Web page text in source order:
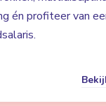
én profiteer van